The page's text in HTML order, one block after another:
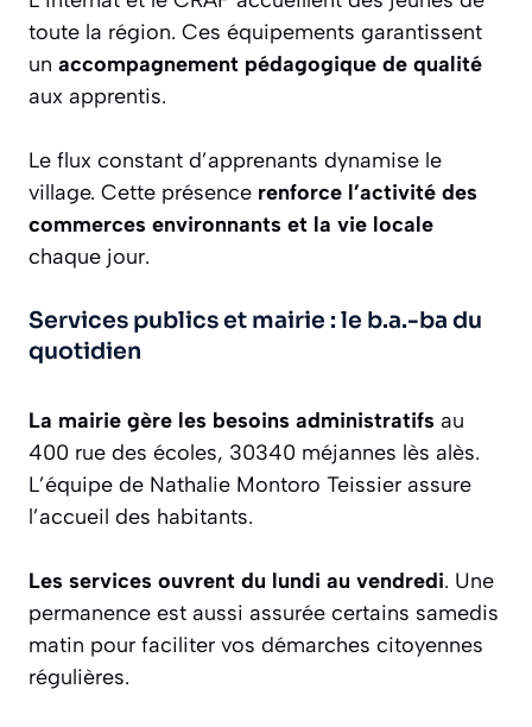
toute la région. Ces équipements garantissent
un accompagnement pédagogique de qualité
aux apprentis.
Le flux constant d’apprenants dynamise le
village. Cette présence renforce l’activité des
commerces environnants et la vie locale
chaque jour.
Services publics et mairie : le b.a.-ba du
quotidien
La mairie gère les besoins administratifs au
400 rue des écoles, 30340 méjannes lès alès.
L’équipe de Nathalie Montoro Teissier assure
l’accueil des habitants.
Les services ouvrent du lundi au vendredi. Une
permanence est aussi assurée certains samedis
matin pour faciliter vos démarches citoyennes
régulières.